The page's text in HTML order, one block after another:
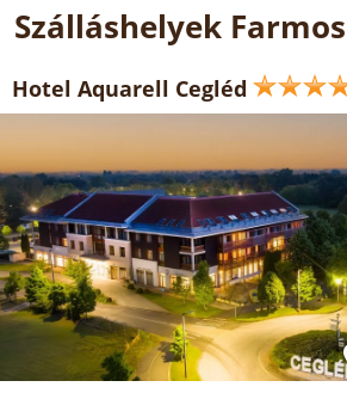
Szálláshelyek
Hotel Aquarell Cegléd